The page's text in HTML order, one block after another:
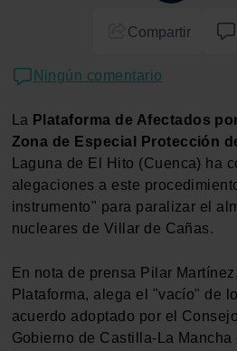
Compartir
Ningún comentario
La Plataforma de Afectados
Zona de Especial Protección
Laguna de El Hito (Cuenca) ha
alegaciones a este
instrumento" para paralizar el
nucleares de Villar de Cañas.
En nota de prensa Pilar
Plataforma, alega el "vacío" de
acuerdo adoptado por el
Gobierno de Castilla-La